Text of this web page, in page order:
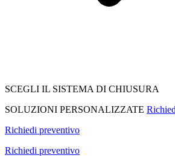
SCEGLI IL SISTEMA DI CHIUSURA
SOLUZIONI PERSONALIZZATE
Richiedi preventivo
Richiedi preventivo